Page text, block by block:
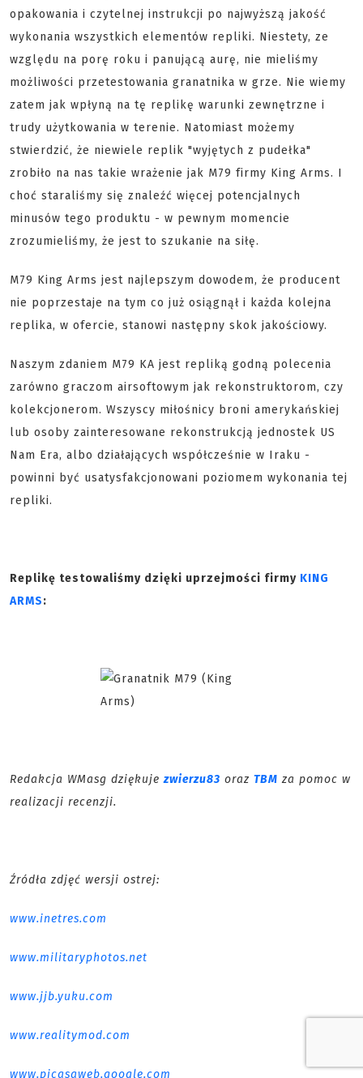
opakowania i czytelnej instrukcji po najwyższą jakość
wykonania wszystkich elementów repliki. Niestety, ze
względu na porę roku i panującą aurę, nie mieliśmy
możliwości przetestowania granatnika w grze. Nie wiemy
zatem jak wpłyną na tę replikę warunki zewnętrzne i
trudy użytkowania w terenie. Natomiast możemy
stwierdzić, że niewiele replik "wyjętych z pudełka"
zrobiło na nas takie wrażenie jak M79 firmy King Arms. I
choć staraliśmy się znaleźć więcej potencjalnych
minusów tego produktu - w pewnym momencie
zrozumieliśmy, że jest to szukanie na siłę.
M79 King Arms jest najlepszym dowodem, że producent
nie poprzestaje na tym co już osiągnął i każda kolejna
replika, w ofercie, stanowi następny skok jakościowy.
Naszym zdaniem M79 KA jest repliką godną polecenia
zarówno graczom airsoftowym jak rekonstruktorom, czy
kolekcjonerom. Wszyscy miłośnicy broni amerykańskiej
lub osoby zainteresowane rekonstrukcją jednostek US
Nam Era, albo działających współcześnie w Iraku -
powinni być usatysfakcjonowani poziomem wykonania tej
repliki.
Replikę testowaliśmy dzięki uprzejmości firmy KING
ARMS:
Redakcja WMasg dziękujezwierzu83 oraz TBM za pomoc w
realizacji recenzji.
Źródła zdjęć wersji ostrej:
www.inetres.com
www.militaryphotos.net
www.jjb.yuku.com
www.realitymod.com
www.picasaweb.google.com